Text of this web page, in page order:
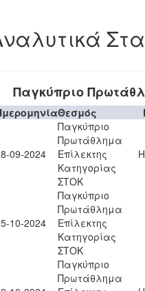
Παγκύπριο
Θεσμός
09-2024
Παγκύπριο
Πρωτάθλημα
Επίλεκτης
Κατηγορίας
ΣΤΟΚ
10-2024
Παγκύπριο
Πρωτάθλημα
Επίλεκτης
Κατηγορίας
ΣΤΟΚ
Παγκύπριο
Πρωτάθλημα